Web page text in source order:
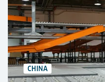
Systeem voor
1x verhoogd
6x Verhoogde
mogelijkheid
3x Truckdocks met
CHINA